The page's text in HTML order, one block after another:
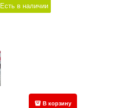
Есть в наличии
В корзину